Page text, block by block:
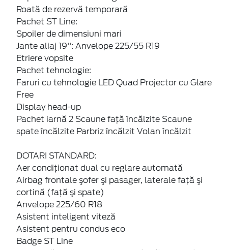
Roată de rezervă temporară
Pachet ST Line:
Spoiler de dimensiuni mari
Jante aliaj 19'': Anvelope 225/55 R19
Etriere vopsite
Pachet tehnologie:
Faruri cu tehnologie LED Quad Projector cu Glare
Free
Display head-up
Pachet iarnă 2 Scaune faţă încălzite Scaune
spate încălzite Parbriz încălzit Volan încălzit
DOTARI STANDARD:
Aer condiţionat dual cu reglare automată
Airbag frontale şofer şi pasager, laterale faţă şi
cortină (faţă şi spate)
Anvelope 225/60 R18
Asistent inteligent viteză
Asistent pentru condus eco
Badge ST Line